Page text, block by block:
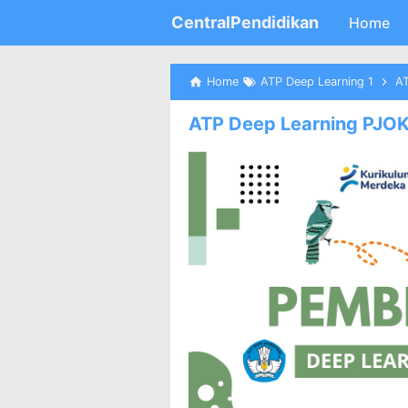
CentralPendidikan Home
Home ATP Deep Learning 1
ATP Deep Learning